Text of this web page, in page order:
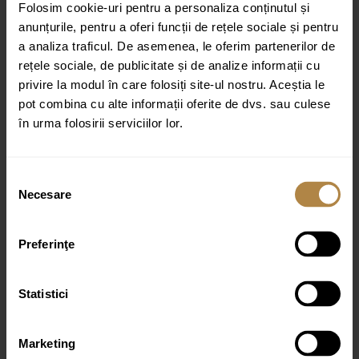
Folosim cookie-uri pentru a personaliza conținutul și
anunțurile, pentru a oferi funcții de rețele sociale și pentru
a analiza traficul. De asemenea, le oferim partenerilor de
rețele sociale, de publicitate și de analize informații cu
privire la modul în care folosiți site-ul nostru. Aceștia le
pot combina cu alte informații oferite de dvs. sau culese
în urma folosirii serviciilor lor.
consimțământului
Necesare
Preferinţe
Statistici
Marketing
Nume*